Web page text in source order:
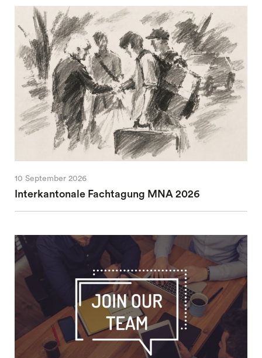
10 September 2026
Interkantonale Fachtagung MNA 2026